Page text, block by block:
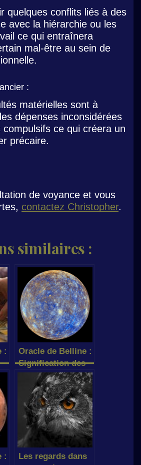
quelques conflits liés à des
avec la hiérarchie ou les
ce qui entraînera
mal-être au sein de
:
matérielles sont à
dépenses inconsidérées
ce qui créera un
précaire.
de voyance et vous
contactez Christopher.
similaires :
:
Oracle de Belline :
Signification des
cartes sous
l’influence de
Mercure
:
Les regards dans